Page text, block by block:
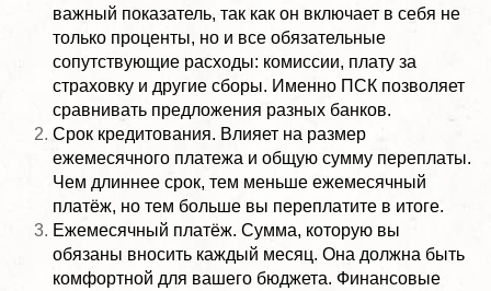
важный показатель, так как он включает в себя не
только проценты, но и все обязательные
сопутствующие расходы: комиссии, плату за
страховку и другие сборы. Именно ПСК позволяет
сравнивать предложения разных банков.
Срок кредитования. Влияет на размер
ежемесячного платежа и общую сумму переплаты.
Чем длиннее срок, тем меньше ежемесячный
платёж, но тем больше вы переплатите в итоге.
Ежемесячный платёж. Сумма, которую вы
обязаны вносить каждый месяц. Она должна быть
комфортной для вашего бюджета. Финансовые